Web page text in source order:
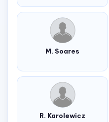
M. Soares
R. Karolewicz